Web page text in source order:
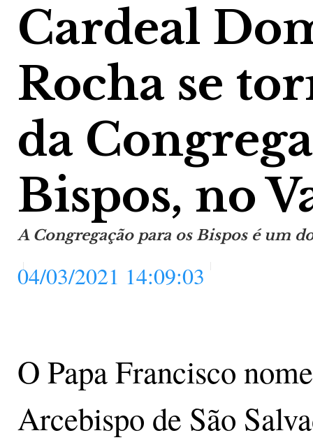
Cardeal
Rocha se
da
Bispos, no
A Congregação para os Bispos é um
04/03/2021 14:09:03
O Papa Francisco
Arcebispo de São